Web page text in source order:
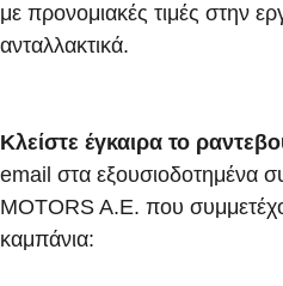
Επικοινωνία
Ακολουθήστε μας:
με προνομιακές τιμές στην
ανταλλακτικά.
Κλείστε έγκαιρα το
email στα εξουσιοδοτημένα
MOTORS A.E. που
καμπάνια: